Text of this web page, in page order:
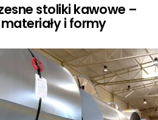
stoliki kawowe –
i formy